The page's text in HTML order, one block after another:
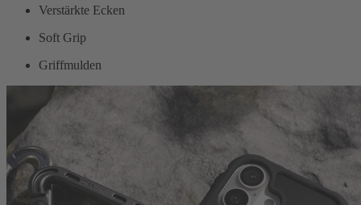
Verstärkte Ecken
Soft Grip
Griffmulden